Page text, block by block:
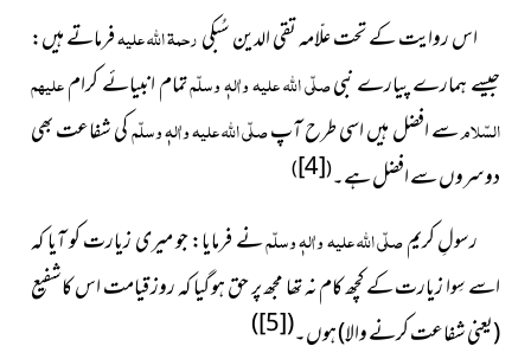
اس روایت کے تحت علّامہ تقی الدین سُبکیرحمۃ اللہ علیہفرماتے ہیں:
جیسے ہمارے پیارے نبیصلّی اللہ علیہ واٰلہٖ وسلّمتمام انبیائے کرامعلیہم
السّلامسے افضل ہیں اسی طرح آپصلّی اللہ علیہ واٰلہٖ وسلّمکی شفاعت بھی
دوسروں سے افضل ہے۔(
[4]
)
رسولِ کریمصلّی اللہ علیہ واٰلہٖ وسلّمنے فرمایا: جو میری زیارتکو آیا کہ
اسے سِوا زیارت کے کچھ کام نہ تھا مجھ پر حق ہو گیا کہ روز قیامت اس کاشفیع
(یعنی شفاعت کرنے والا) ہوں۔(
[5]
)